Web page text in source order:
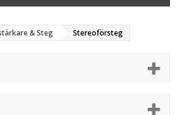
& Steg Stereoförsteg